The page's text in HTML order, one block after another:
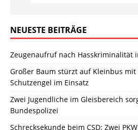
NEUESTE BEITRÄGE
Zeugenaufruf nach Hasskriminalität
Großer Baum stürzt auf Kleinbus mit
Schutzengel im Einsatz
Zwei Jugendliche im Gleisbereich
Bundespolizei
Schrecksekunde beim CSD: Zwei